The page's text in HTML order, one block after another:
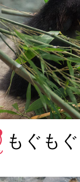
もぐもぐ